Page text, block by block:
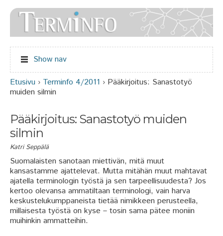
Jump to navigation
Show nav
Olet täällä
Etusivu › Terminfo 4/2011 › Pääkirjoitus: Sanastotyö
muiden silmin
Pääkirjoitus: Sanastotyö muiden
silmin
Katri Seppälä
Suomalaisten sanotaan miettivän, mitä muut
kansastamme ajattelevat. Mutta mitähän muut mahtavat
ajatella terminologin työstä ja sen tarpeellisuudesta? Jos
kertoo olevansa ammatiltaan terminologi, vain harva
keskustelukumppaneista tietää nimikkeen perusteella,
millaisesta työstä on kyse – tosin sama pätee moniin
muihinkin ammatteihin.